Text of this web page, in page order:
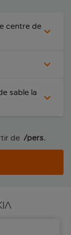
centre de
sable la
de /pers.